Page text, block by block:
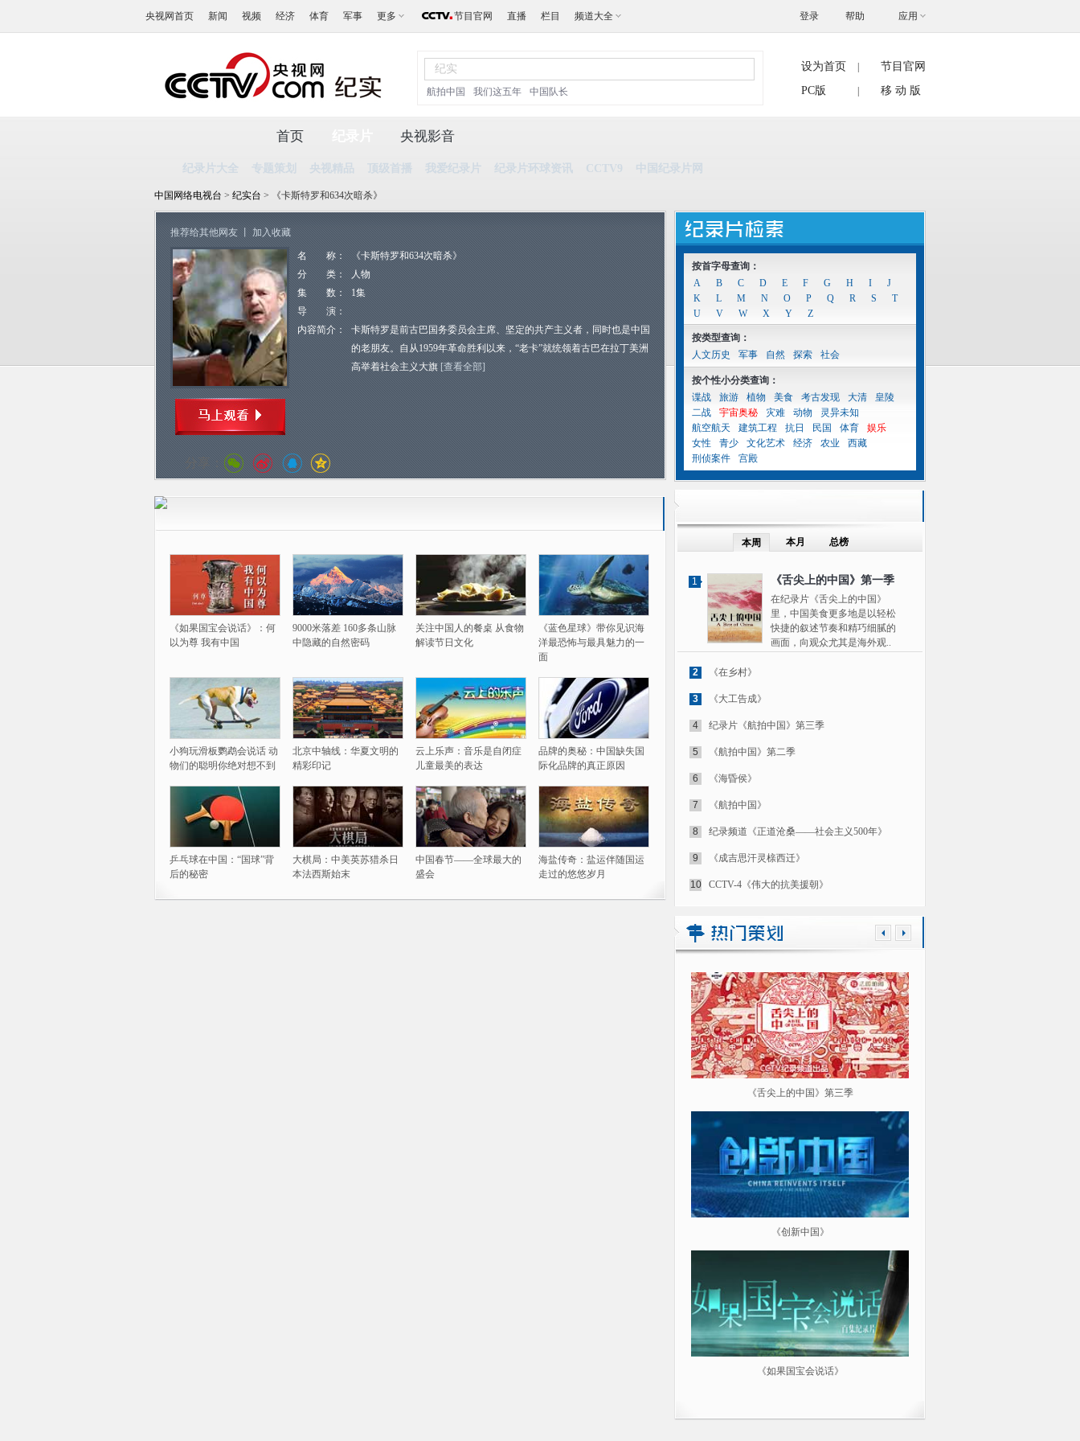
央视网首页 新闻 视频 经济 体育 军事 更多 节目官网 直播 栏目 频道大全 帮助 应用
登录
航拍中国 我们这五年 中国队长
设为首页
节目官网
PC版
移 动 版
首页
纪录片大全 专题策划 央视精品 顶级首播 我爱纪录片 纪录片环球资讯 CCTV9 中国纪录片网
央视影音
中国网络电视台 > 纪实台 > 《卡斯特罗和634次暗杀》
推荐给其他网友 加入收藏
名 称：
《卡斯特罗和634次暗杀》
分 类：
人物
集 数：
1集
导 演：
内容简介：
卡斯特罗是前古巴国务委员会主席、坚定的共产主义者，同时也是中国
的老朋友。自从1959年革命胜利以来，“老卡”就统领着古巴在拉丁美洲
高举着社会主义大旗 [查看全部]
分享：
《如果国宝会说话》：何
以为尊 我有中国
9000米落差 160多条山脉
中隐藏的自然密码
关注中国人的餐桌 从食物
解读节日文化
《蓝色星球》带你见识海
洋最恐怖与最具魅力的一
面
小狗玩滑板鹦鹉会说话 动
物们的聪明你绝对想不到
北京中轴线：华夏文明的
精彩印记
云上乐声：音乐是自闭症
儿童最美的表达
品牌的奥秘：中国缺失国
际化品牌的真正原因
乒乓球在中国：“国球”背
后的秘密
大棋局：中美英苏猎杀日
本法西斯始末
中国春节——全球最大的
盛会
海盐传奇：盐运伴随国运
走过的悠悠岁月
按首字母查询：
A
B C D E F G H I
J
K
L M N O P Q R S
T
U
V W X Y Z
按类型查询：
人文历史
军事 自然 探索 社会
按个性小分类查询：
谍战
旅游 植物 美食 考古发现 大清
皇陵
二战
宇宙奥秘 灾难 动物
灵异未知
航空航天
建筑工程 抗日 民国 体育
娱乐
女性
青少 文化艺术 经济 农业
西藏
刑侦案件
宫殿
本周 本月 总榜
1 《舌尖上的中国》第一季
在纪录片《舌尖上的中国》
里，中国美食更多地是以轻松
快捷的叙述节奏和精巧细腻的
画面，向观众尤其是海外观..
2 《在乡村》
3 《大工告成》
4 纪录片《航拍中国》第三季
5 《航拍中国》第二季
6 《海昏侯》
7 《航拍中国》
8 纪录频道《正道沧桑——社会主义500年》
9 《成吉思汗灵榇西迁》
10 CCTV-4《伟大的抗美援朝》
《舌尖上的中国》第三季
《创新中国》
《如果国宝会说话》